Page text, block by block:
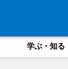
学ぶ・知る